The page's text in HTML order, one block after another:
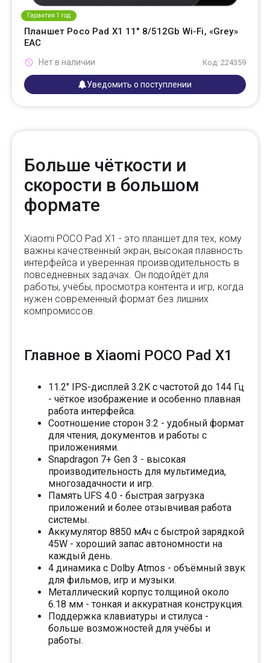
Гарантия 1 год
Планшет Poco Pad X1 11" 8/512Gb Wi-Fi, «Grey»
EAC
Код: 224359
Нет в наличии
Уведомить о поступлении
Больше чёткости и
скорости в большом
формате
Xiaomi POCO Pad X1 - это планшет для тех, кому
важны качественный экран, высокая плавность
интерфейса и уверенная производительность в
повседневных задачах. Он подойдёт для
работы, учёбы, просмотра контента и игр, когда
нужен современный формат без лишних
компромиссов.
Главное в Xiaomi POCO Pad X1
11.2" IPS-дисплей 3.2K с частотой до 144 Гц
- чёткое изображение и особенно плавная
работа интерфейса.
Соотношение сторон 3:2 - удобный формат
для чтения, документов и работы с
приложениями.
Snapdragon 7+ Gen 3 - высокая
производительность для мультимедиа,
многозадачности и игр.
Память UFS 4.0 - быстрая загрузка
приложений и более отзывчивая работа
системы.
Аккумулятор 8850 мАч с быстрой зарядкой
45W - хороший запас автономности на
каждый день.
4 динамика с Dolby Atmos - объёмный звук
для фильмов, игр и музыки.
Металлический корпус толщиной около
6.18 мм - тонкая и аккуратная конструкция.
Поддержка клавиатуры и стилуса -
больше возможностей для учёбы и
работы.